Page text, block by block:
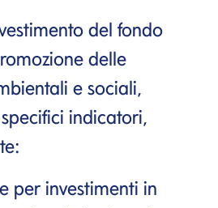
del fondo
delle
e sociali,
indicatori,
per investimenti in